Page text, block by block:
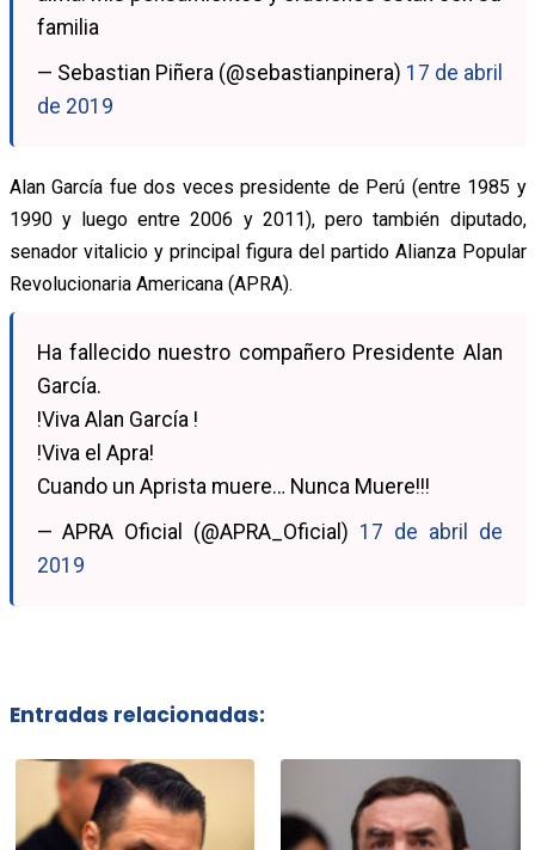
familia
— Sebastian Piñera (@sebastianpinera) 17 de abril
de 2019
Alan García fue dos veces presidente de Perú (entre 1985 y
1990 y luego entre 2006 y 2011), pero también diputado,
senador vitalicio y principal figura del partido Alianza Popular
Revolucionaria Americana (APRA).
Ha fallecido nuestro compañero Presidente Alan
García.
!Viva Alan García !
!Viva el Apra!
Cuando un Aprista muere… Nunca Muere!!!
— APRA Oficial (@APRA_Oficial) 17 de abril de
2019
Entradas relacionadas: